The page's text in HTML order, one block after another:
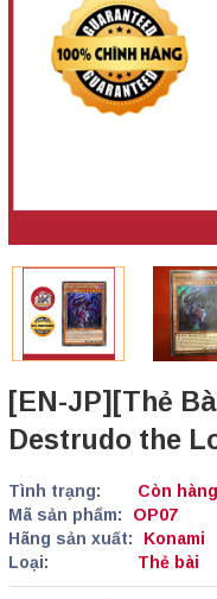
[EN-JP][Thẻ
Destrudo the
Tình trạng:
Còn hàng
Mã sản phẩm:
OP07
Hãng sản xuất:
Konami
Loại:
Thẻ bài